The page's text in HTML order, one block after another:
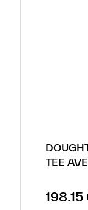
TEE
Prix
198.15